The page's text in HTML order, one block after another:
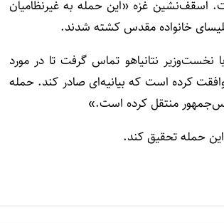
اسقف‌نشین غزه «این حمله به غیرنظامیان
خانواده مقدس کشته شدند.
نتانیاهو تماس گرفت تا در مورد
کرده است که بیانیه‌ای صادر کند. حمله
منتقل کرده است.»
این حمله تحقیق کند.